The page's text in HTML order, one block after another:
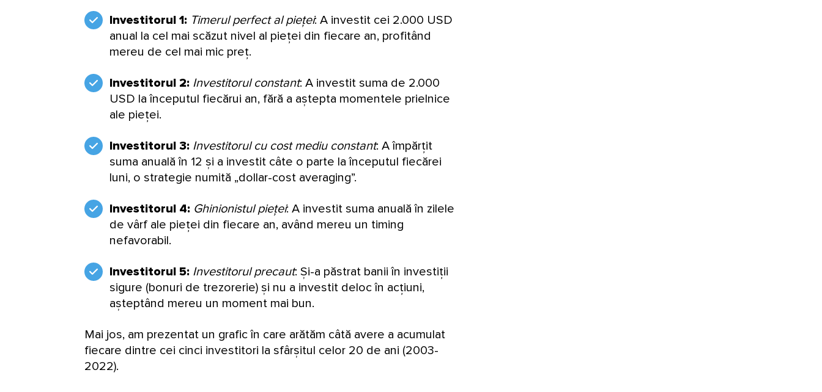
Investitorul 1: Timerul perfect al pieței: A investit cei 2.000 USD
anual la cel mai scăzut nivel al pieței din fiecare an, profitând
mereu de cel mai mic preț.
Investitorul 2: Investitorul constant: A investit suma de 2.000
USD la începutul fiecărui an, fără a aștepta momentele prielnice
ale pieței.
Investitorul 3: Investitorul cu cost mediu constant: A împărțit
suma anuală în 12 și a investit câte o parte la începutul fiecărei
luni, o strategie numită „dollar-cost averaging”.
Investitorul 4: Ghinionistul pieței: A investit suma anuală în zilele
de vârf ale pieței din fiecare an, având mereu un timing
nefavorabil.
Investitorul 5: Investitorul precaut: Și-a păstrat banii în investiții
sigure (bonuri de trezorerie) și nu a investit deloc în acțiuni,
așteptând mereu un moment mai bun.
Mai jos, am prezentat un grafic în care arătăm câtă avere a acumulat
fiecare dintre cei cinci investitori la sfârșitul celor 20 de ani (2003-
2022).